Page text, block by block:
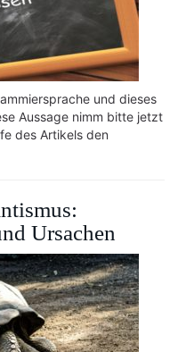
und dieses
Aussage nimm bitte jetzt
des Artikels den
Ursachen